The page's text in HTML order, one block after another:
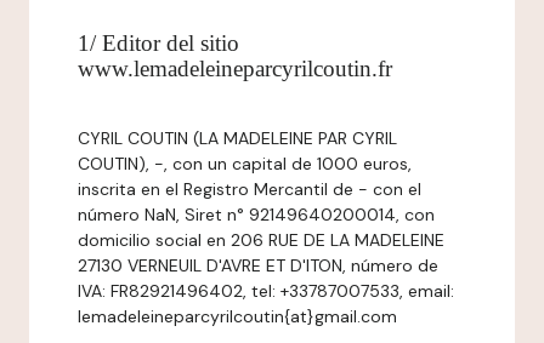
1/ Editor del sitio
www.lemadeleineparcyrilcoutin.fr
CYRIL COUTIN (LA MADELEINE PAR CYRIL
COUTIN), -, con un capital de 1000 euros,
inscrita en el Registro Mercantil de - con el
número NaN, Siret n° 92149640200014, con
domicilio social en 206 RUE DE LA MADELEINE
27130 VERNEUIL D'AVRE ET D'ITON, número de
IVA: FR82921496402, tel: +33787007533, email:
lemadeleineparcyrilcoutin{at}gmail.com